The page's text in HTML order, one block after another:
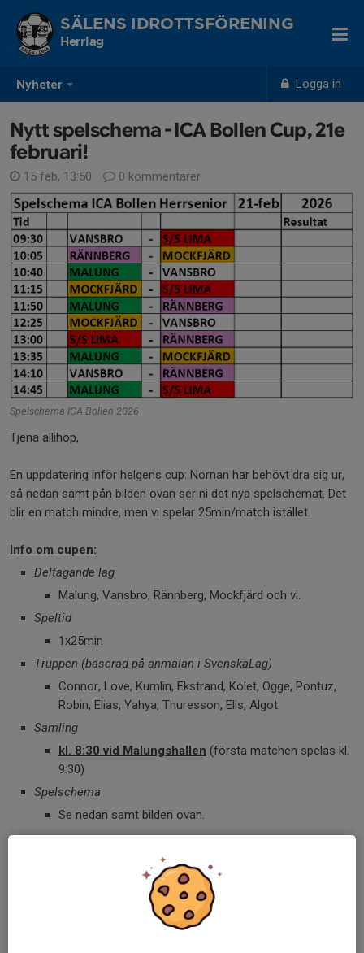
Nyheter Logga in
SÄLENS IDROTTSFÖRENING
Herrlag
Nytt spelschema - ICA Bollen Cup, 21e
februari!
15 feb, 13:50 0 kommentarer
Spelschema ICA Bollen 2026
Tjena allihop,
En uppdatering inför helgens cup: Nornan har behövt dra sig ur,
så nedan samt pån bilden ovan ser ni det nya spelschemat. Det
blir en match mindre, men vi spelar 25min/match istället.
Info om cupen:
Deltagande lag
Malung, Vansbro, Rännberg, Mockfjärd och vi.
Speltid
1x25min
Truppen (baserad på anmälan i SvenskaLag)
Connor, Love, Kumlin, Ekstrand, Kolet, Ogge, Pontuz,
Robin, Elias, Yahya, Thuresson, Elis, Algot.
Samling
kl. 8:30 vid Malungshallen (första matchen spelas kl.
9:30)
Spelschema
Se nedan samt bilden ovan.
9:30
Vansbro
11:15
Mockfjärd
13:00